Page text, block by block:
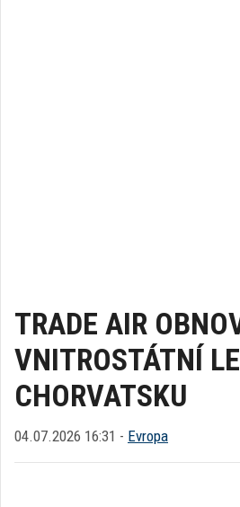
TRADE AIR
VNITROSTÁTNÍ
CHORVATSKU
04.07.2026 16:31 - Evropa